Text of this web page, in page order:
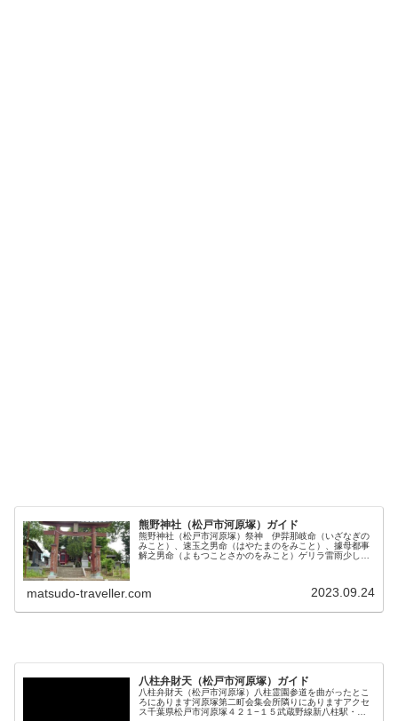
熊野神社（松戸市河原塚）ガイド
熊野神社（松戸市河原塚）祭神 伊弉那岐命（いざなぎの
みこと）、速玉之男命（はやたまのをみこと）、據母都事
解之男命（よもつことさかのをみこと）ゲリラ雷雨少し
matsudo-traveller.com 2023.09.24
八柱弁財天（松戸市河原塚）ガイド
八柱弁財天（松戸市河原塚）八柱霊園参道を曲がったとこ
ろにあります河原塚第二町会集会所隣りにありますアクセ
ス千葉県松戸市河原塚４２１−１５武蔵野線新八柱駅・新